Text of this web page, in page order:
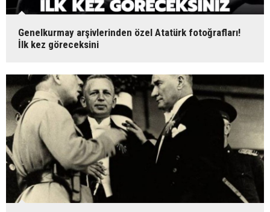
Genelkurmay arşivlerinden özel Atatürk fotoğrafları!
İlk kez göreceksini